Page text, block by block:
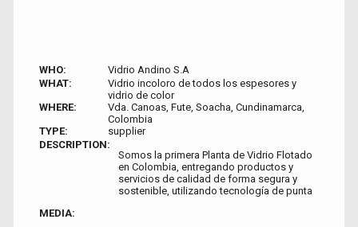
WHO:
Vidrio Andino S.A
WHAT:
Vidrio incoloro de todos los espesores y
vidrio de color
WHERE:
Vda. Canoas, Fute, Soacha, Cundinamarca,
Colombia
TYPE:
supplier
DESCRIPTION:
Somos la primera Planta de Vidrio Flotado
en Colombia, entregando productos y
servicios de calidad de forma segura y
sostenible, utilizando tecnología de punta
MEDIA: